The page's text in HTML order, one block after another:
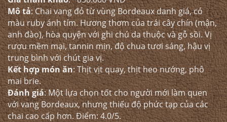
Mô tả: Chai vang đỏ từ vùng Bordeaux danh giá, có
màu ruby ánh tím. Hương thơm của trái cây chín (mận,
anh đào), hòa quyện với ghi chú da thuộc và gỗ sồi. Vị
rượu mềm mại, tannin mịn, độ chua tươi sáng, hậu vị
trung bình với chút gia vị.
Kết hợp món ăn: Thịt vịt quay, thịt heo nướng, phô
mai brie.
Đánh giá: Một lựa chọn tốt cho người mới làm quen
với vang Bordeaux, nhưng thiếu độ phức tạp của các
chai cao cấp hơn. Điểm: 4.0/5.